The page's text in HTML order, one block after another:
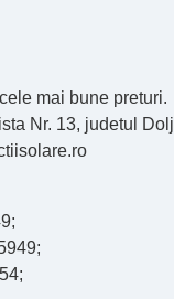
mai bune preturi.
Nr. 13, judetul Dolj